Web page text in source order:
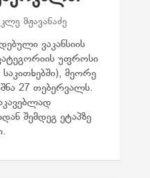
მჟავანაძე
ვაკანსიის
უფროსი
მეორე
27 თებერვალს.
შემდეგ ეტაპზე